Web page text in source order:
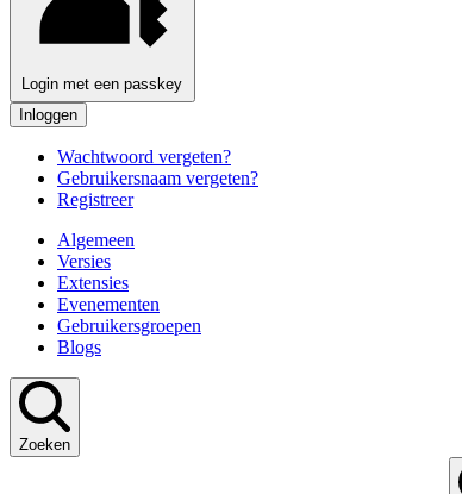
Login met een passkey
Inloggen
Wachtwoord vergeten?
Gebruikersnaam vergeten?
Registreer
Algemeen
Versies
Extensies
Evenementen
Gebruikersgroepen
Blogs
Zoeken